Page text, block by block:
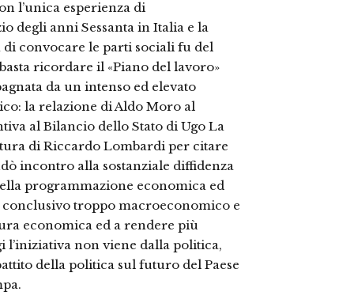
l’unica esperienza di
degli anni Sessanta in Italia e la
convocare le parti sociali fu del
ricordare il «Piano del lavoro»
da un intenso ed elevato
la relazione di Aldo Moro al
al Bilancio dello Stato di Ugo La
di Riccardo Lombardi per citare
incontro alla sostanziale diffidenza
programmazione economica ed
troppo macroeconomico e
economica ed a rendere più
non viene dalla politica,
della politica sul futuro del Paese